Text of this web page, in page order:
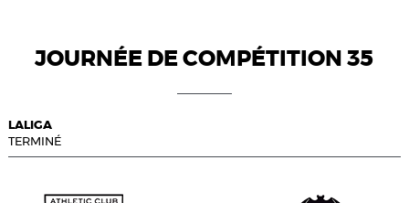
JOURNÉE DE COMPÉTITION 35
LALIGA
TERMINÉ